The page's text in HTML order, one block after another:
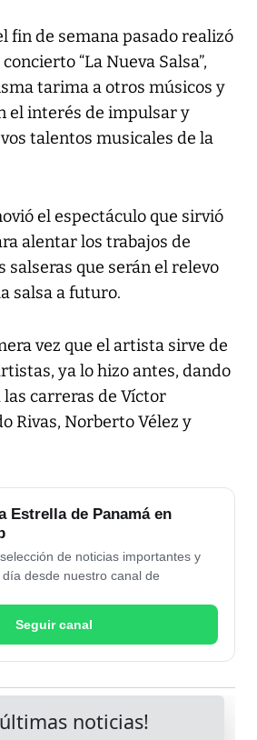
fin de semana pasado realizó
“La Nueva Salsa”,
tarima a otros músicos y
el interés de impulsar y
talentos musicales de la
el espectáculo que sirvió
alentar los trabajos de
salseras que serán el relevo
salsa a futuro.
vez que el artista sirve de
ya lo hizo antes, dando
carreras de Víctor
Rivas, Norberto Vélez y
Estrella de Panamá en
de noticias importantes y
desde nuestro canal de
Seguir canal